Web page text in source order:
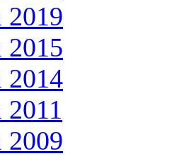
2019
2015
2014
2011
2009